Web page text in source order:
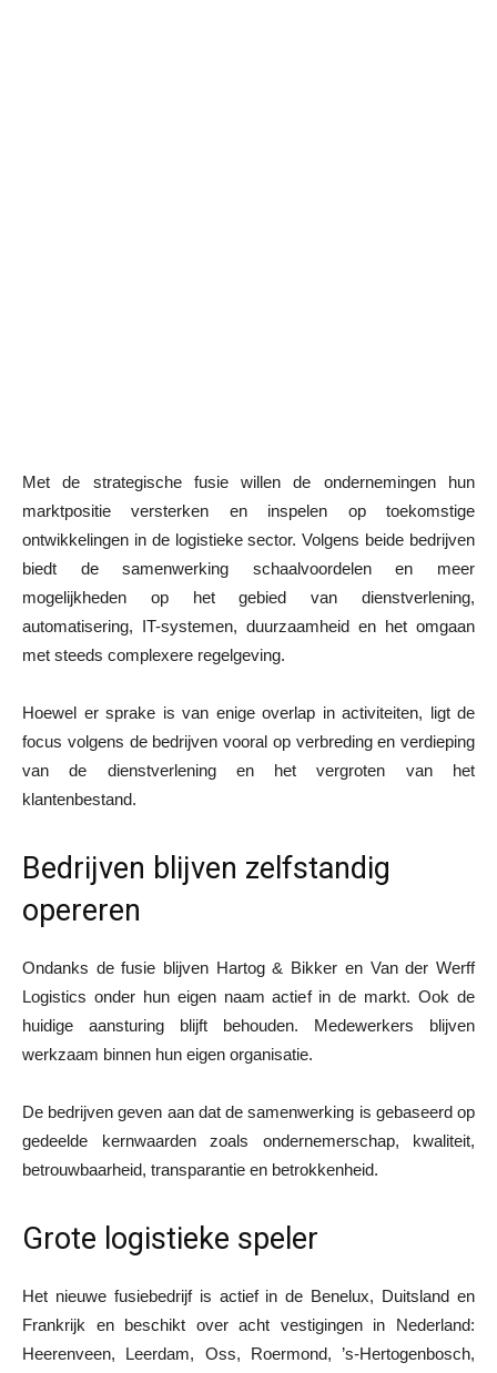
Met de strategische fusie willen de ondernemingen hun
marktpositie versterken en inspelen op toekomstige
ontwikkelingen in de logistieke sector. Volgens beide bedrijven
biedt de samenwerking schaalvoordelen en meer
mogelijkheden op het gebied van dienstverlening,
automatisering, IT-systemen, duurzaamheid en het omgaan
met steeds complexere regelgeving.
Hoewel er sprake is van enige overlap in activiteiten, ligt de
focus volgens de bedrijven vooral op verbreding en verdieping
van de dienstverlening en het vergroten van het
klantenbestand.
Bedrijven blijven zelfstandig
opereren
Ondanks de fusie blijven Hartog & Bikker en Van der Werff
Logistics onder hun eigen naam actief in de markt. Ook de
huidige aansturing blijft behouden. Medewerkers blijven
werkzaam binnen hun eigen organisatie.
De bedrijven geven aan dat de samenwerking is gebaseerd op
gedeelde kernwaarden zoals ondernemerschap, kwaliteit,
betrouwbaarheid, transparantie en betrokkenheid.
Grote logistieke speler
Het nieuwe fusiebedrijf is actief in de Benelux, Duitsland en
Frankrijk en beschikt over acht vestigingen in Nederland:
Heerenveen, Leerdam, Oss, Roermond, ’s-Hertogenbosch,